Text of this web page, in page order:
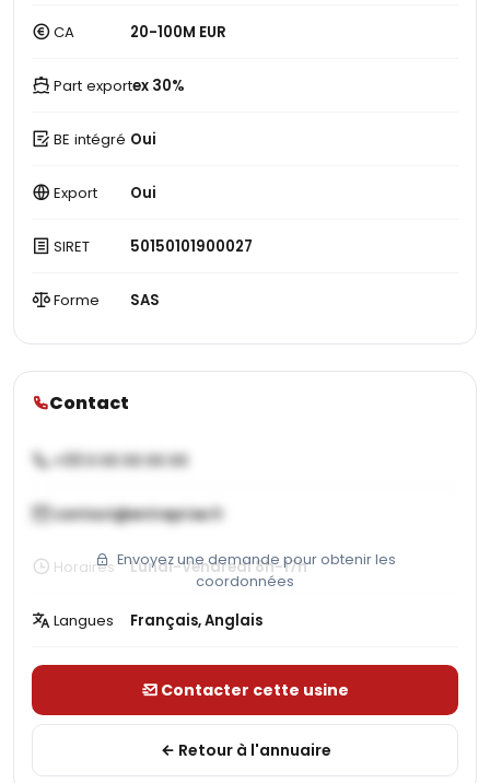
CA 20-100M EUR
Part exportex 30%
BE intégré Oui
Export Oui
SIRET 50150101900027
Forme SAS
Contact
+33 X XX XX XX XX
contact@entreprise.fr
Envoyez une demande pour obtenir les
coordonnées
Horaires Lundi-Vendredi 8h-17h
Langues Français, Anglais
Contacter cette usine
Retour à l'annuaire